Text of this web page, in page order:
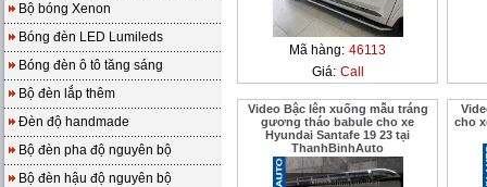
Bộ bóng Xenon
Bóng đèn LED Lumileds
Bóng đèn ô tô tăng sáng
Bộ đèn lắp thêm
Đèn độ handmade
Bộ đèn pha độ nguyên bộ
Bộ đèn hậu độ nguyên bộ
Mã hàng: 46113
Giá: Call
Video Bậc lên xuống mẫu tráng
gương tháo babule cho xe
Hyundai Santafe 19 23 tại
ThanhBinhAuto
cho